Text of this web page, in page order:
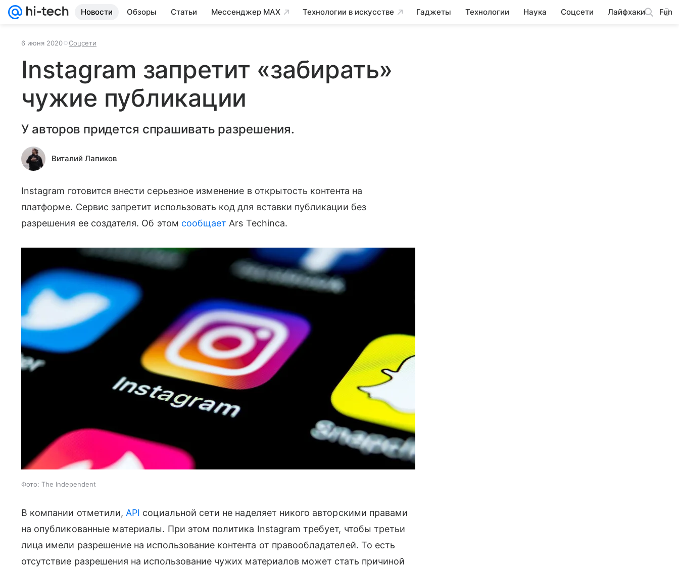
Новости Обзоры Статьи Мессенджер MAX Технологии в искусстве Гаджеты Технологии Наука Соцсети Лайфхаки Fun
6 июня 2020 Соцсети
Instagram запретит «забирать»
чужие публикации
У авторов придется спрашивать разрешения.
Виталий Лапиков
Instagram готовится внести серьезное изменение в открытость контента на
платформе. Сервис запретит использовать код для вставки публикации без
разрешения ее создателя. Об этом сообщает Ars Techinca.
Фото: The Independent
В компании отметили, API социальной сети не наделяет никого авторскими правами
на опубликованные материалы. При этом политика Instagram требует, чтобы третьи
лица имели разрешение на использование контента от правообладателей. То есть
отсутствие разрешения на использование чужих материалов может стать причиной